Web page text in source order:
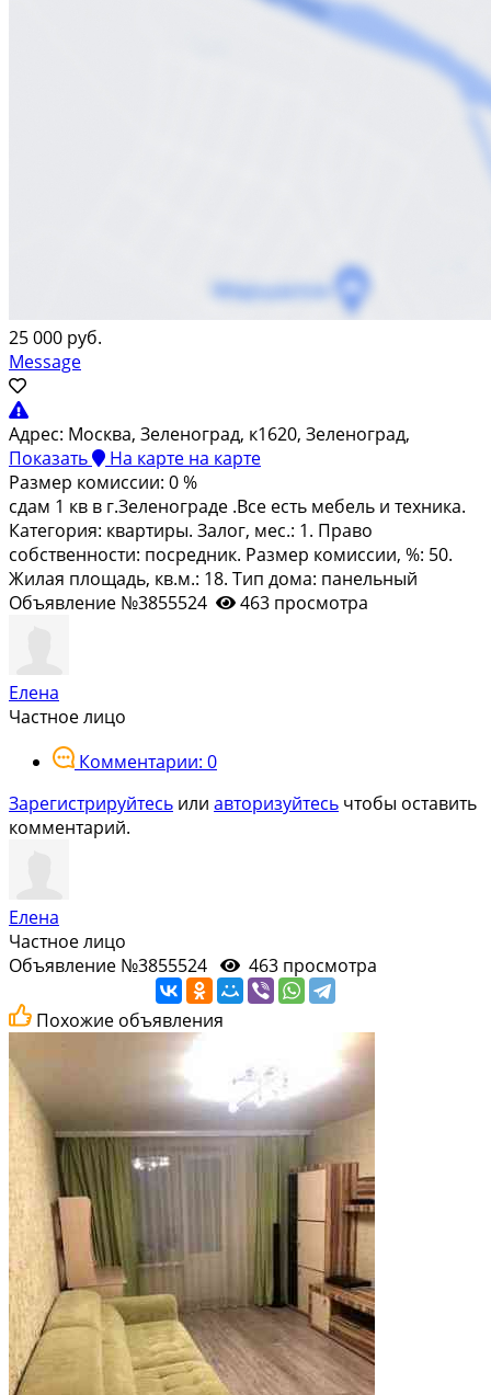
25 000 руб.
Message
Адрес: Москва, Зеленоград, к1620, Зеленоград,
Показать
На карте на карте
Размер комиссии: 0 %
сдам 1 кв в г.Зеленограде .Все есть мебель и техника.
Категория: квартиры. Залог, мес.: 1. Право
собственности: посредник. Размер комиссии, %: 50.
Жилая площадь, кв.м.: 18. Тип дома: панельный
Объявление №3855524
463 просмотра
Елена
Частное лицо
Комментарии: 0
Зарегистрируйтесь или авторизуйтесь чтобы оставить
комментарий.
Елена
Частное лицо
Объявление №3855524
463 просмотра
Похожие объявления